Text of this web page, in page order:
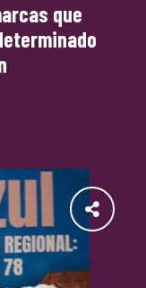
que